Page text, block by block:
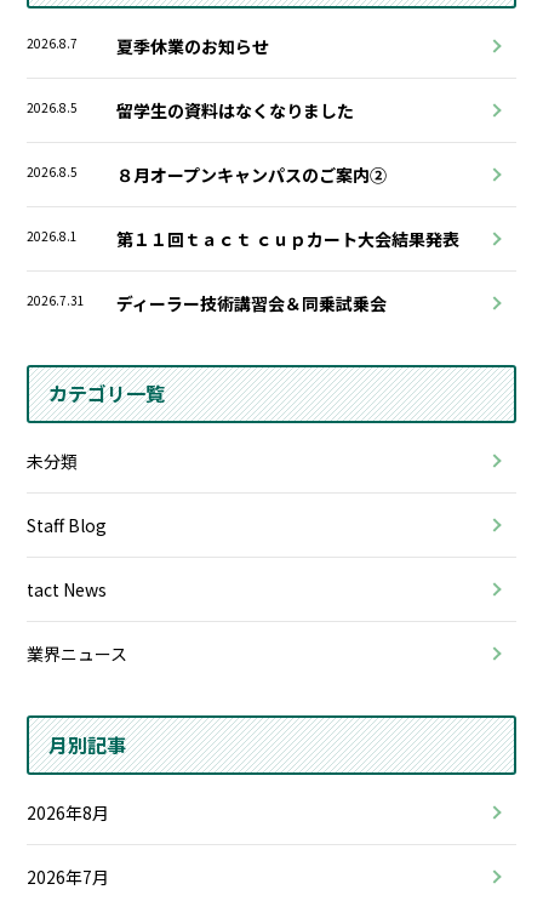
2026.8.7 夏季休業のお知らせ
2026.8.5 留学生の資料はなくなりました
2026.8.5 ８月オープンキャンパスのご案内②
2026.8.1 第１１回ｔａｃｔ ｃｕｐカート大会結果発表
2026.7.31 ディーラー技術講習会＆同乗試乗会
カテゴリ一覧
未分類
Staff Blog
tact News
業界ニュース
月別記事
2026年8月
2026年7月